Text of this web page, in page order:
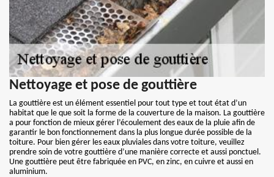
Nettoyage et pose de gouttière
La gouttière est un élément essentiel pour tout type et tout état d’un
habitat que le que soit la forme de la couverture de la maison. La gouttière
a pour fonction de mieux gérer l’écoulement des eaux de la pluie afin de
garantir le bon fonctionnement dans la plus longue durée possible de la
toiture. Pour bien gérer les eaux pluviales dans votre toiture, veuillez
prendre soin de votre gouttière d’une manière correcte et aussi ponctuel.
Une gouttière peut être fabriquée en PVC, en zinc, en cuivre et aussi en
aluminium.